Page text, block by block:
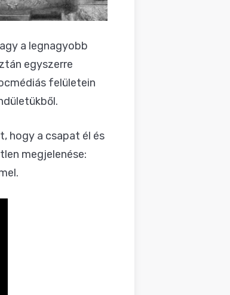
a legnagyobb
egyszerre
felületein
hogy a csapat él és
megjelenése: